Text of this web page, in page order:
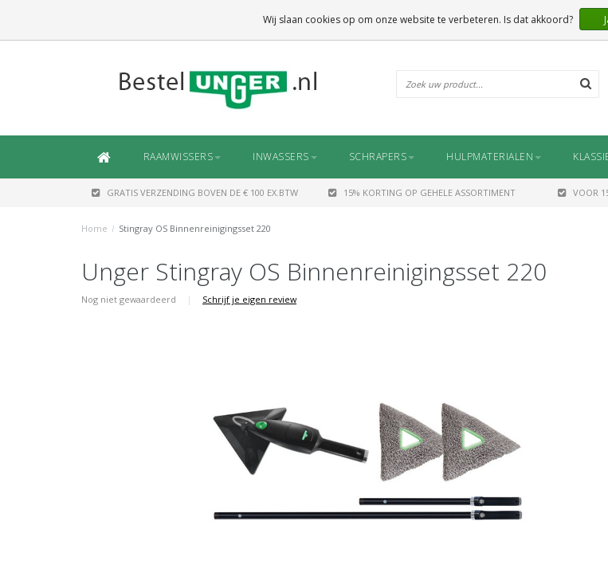
RAAMWISSERS INWASSERS SCHRAPERS HULPMATERIALEN
GRATIS VERZENDING BOVEN DE € 100 EX.BTW 15% KORTING OP GEHELE ASSORTIMENT VOOR
Home / Stingray OS Binnenreinigingsset 220
Unger Stingray OS Binnenreinigingsset 220
Nog niet gewaardeerd | Schrijf je eigen review
Wij slaan cookies op om onze website te verbeteren. Is dat akkoord?